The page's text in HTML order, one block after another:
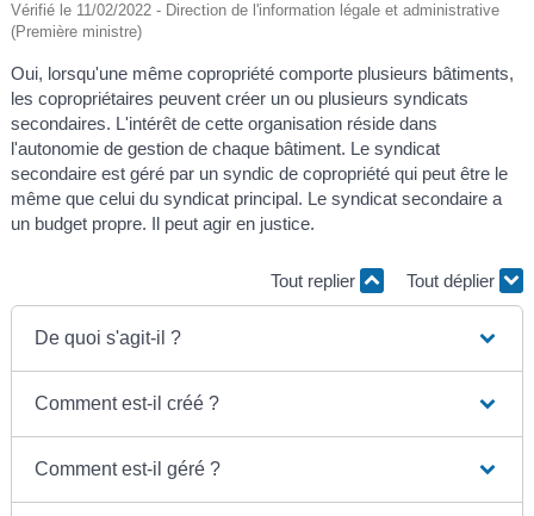
Vérifié le 11/02/2022 - Direction de l'information légale et administrative
(Première ministre)
Oui, lorsqu'une même copropriété comporte plusieurs bâtiments,
les copropriétaires peuvent créer un ou plusieurs syndicats
secondaires. L'intérêt de cette organisation réside dans
l'autonomie de gestion de chaque bâtiment. Le syndicat
secondaire est géré par un syndic de copropriété qui peut être le
même que celui du syndicat principal. Le syndicat secondaire a
un budget propre. Il peut agir en justice.
Tout replier Tout déplier
De quoi s'agit-il ?
Comment est-il créé ?
Comment est-il géré ?